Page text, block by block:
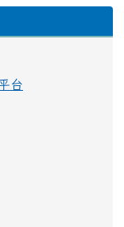
台